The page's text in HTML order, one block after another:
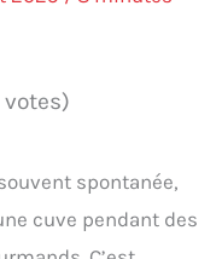
votes)
spontanée,
cuve pendant des